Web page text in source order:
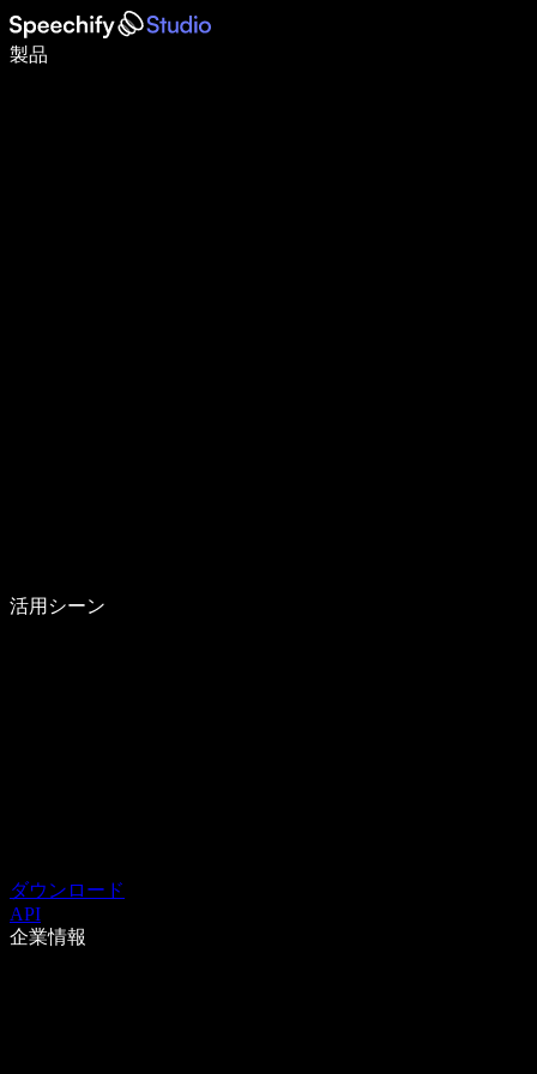
製品
音声入力で5倍速く書ける
活用シーン
ダウンロード
API
企業情報